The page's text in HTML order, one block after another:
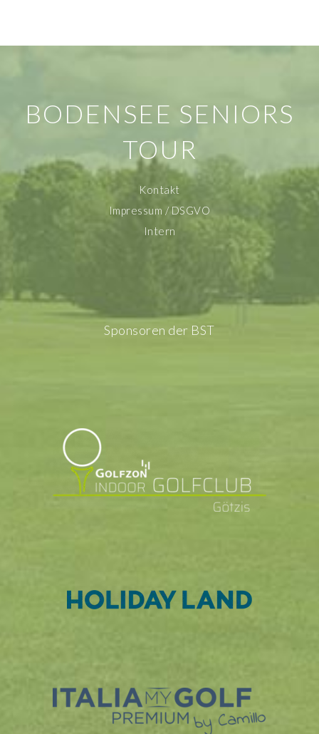
BODENSEE SENIORS
TOUR
Kontakt
Impressum / DSGVO
Intern
Sponsoren der BST